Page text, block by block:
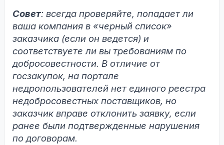
Совет: всегда проверяйте, попадает ли
ваша компания в «черный список»
заказчика (если он ведется) и
соответствуете ли вы требованиям по
добросовестности. В отличие от
госзакупок, на портале
недропользователей нет единого реестра
недобросовестных поставщиков, но
заказчик вправе отклонить заявку, если
ранее были подтвержденные нарушения
по договорам.